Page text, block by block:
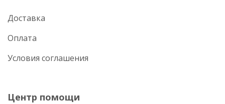
Доставка
Оплата
Условия соглашения
Центр помощи